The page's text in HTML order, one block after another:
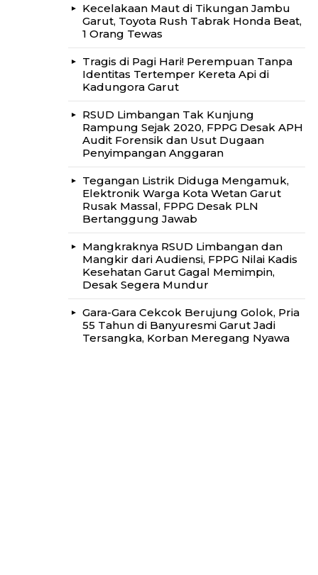
Kecelakaan Maut di Tikungan Jambu
Garut, Toyota Rush Tabrak Honda Beat,
1 Orang Tewas
Tragis di Pagi Hari! Perempuan Tanpa
Identitas Tertemper Kereta Api di
Kadungora Garut
RSUD Limbangan Tak Kunjung
Rampung Sejak 2020, FPPG Desak APH
Audit Forensik dan Usut Dugaan
Penyimpangan Anggaran
Tegangan Listrik Diduga Mengamuk,
Elektronik Warga Kota Wetan Garut
Rusak Massal, FPPG Desak PLN
Bertanggung Jawab
Mangkraknya RSUD Limbangan dan
Mangkir dari Audiensi, FPPG Nilai Kadis
Kesehatan Garut Gagal Memimpin,
Desak Segera Mundur
Gara-Gara Cekcok Berujung Golok, Pria
55 Tahun di Banyuresmi Garut Jadi
Tersangka, Korban Meregang Nyawa